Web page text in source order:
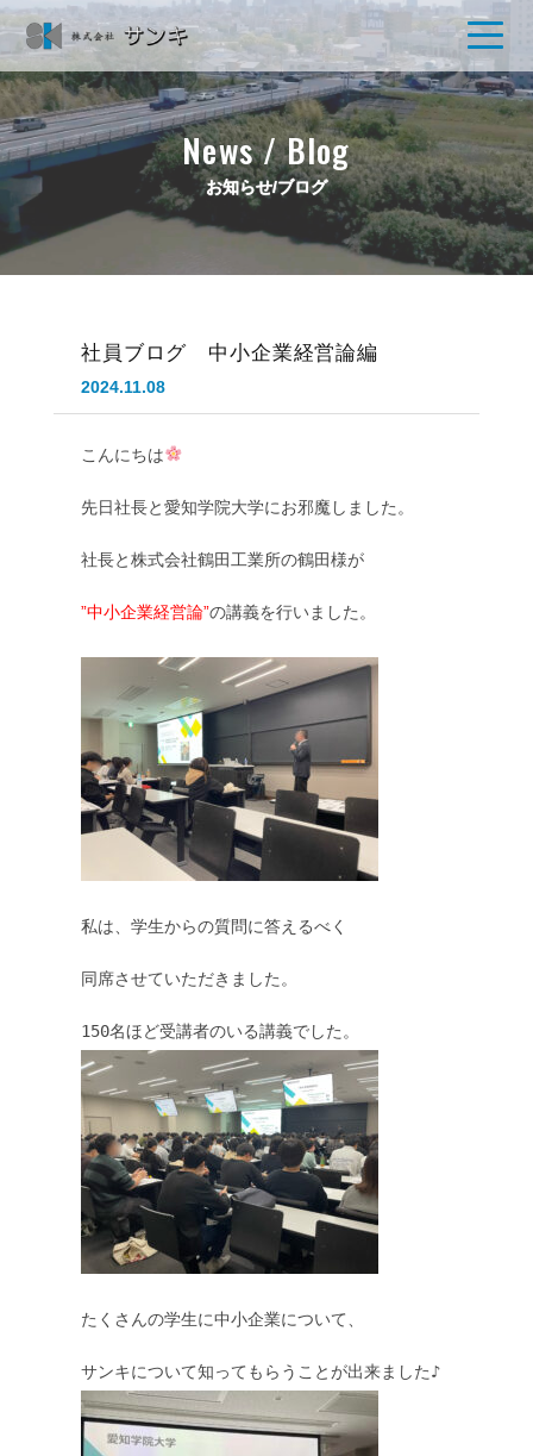
News / Blog
お知らせ/ブログ
社員ブログ 中小企業経営論編
2024.11.08
こんにちは
先日社長と愛知学院大学にお邪魔しました。
社長と株式会社鶴田工業所の鶴田様が
”中小企業経営論”の講義を行いました。
私は、学生からの質問に答えるべく
同席させていただきました。
たくさんの学生に中小企業について、